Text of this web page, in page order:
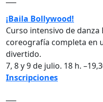
¡Baila Bollywood!
Curso intensivo de
coreografía completa en
divertido.
7, 8 y 9 de julio. 18 h.
Inscripciones